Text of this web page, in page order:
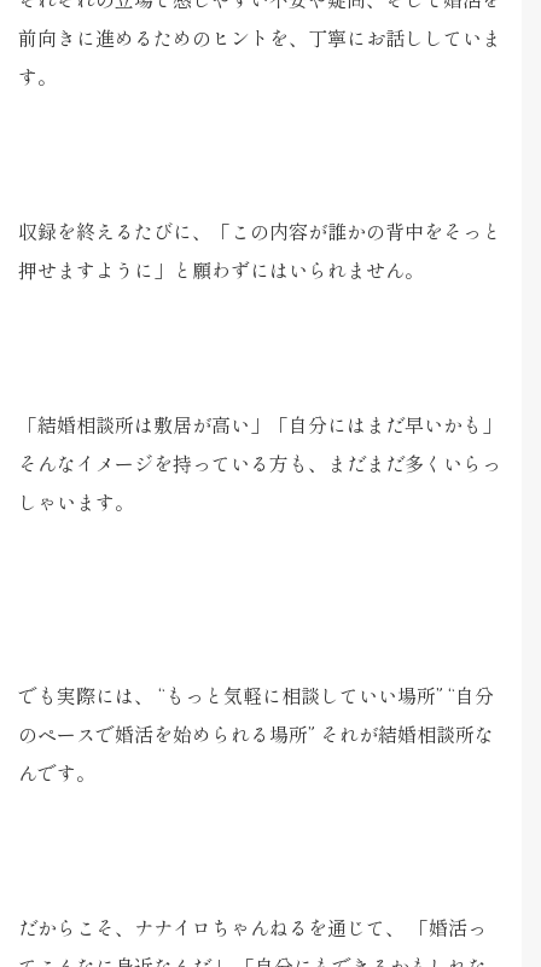
前向きに進めるためのヒントを、丁寧にお話ししていま
す。
収録を終えるたびに、「この内容が誰かの背中をそっと
押せますように」と願わずにはいられません。
「結婚相談所は敷居が高い」「自分にはまだ早いかも」
そんなイメージを持っている方も、まだまだ多くいらっ
しゃいます。
でも実際には、 “もっと気軽に相談していい場所” “自分
のペースで婚活を始められる場所” それが結婚相談所な
んです。
だからこそ、ナナイロちゃんねるを通じて、 「婚活っ